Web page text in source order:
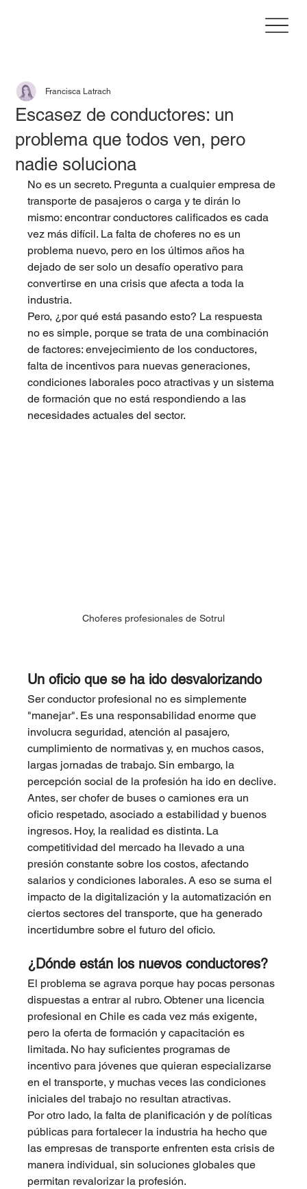
Escasez de conductores: un
problema que todos ven, pero
nadie soluciona
Francisca Latrach
No es un secreto. Pregunta a cualquier empresa de
transporte de pasajeros o carga y te dirán lo
mismo: encontrar conductores calificados es cada
vez más difícil. La falta de choferes no es un
problema nuevo, pero en los últimos años ha
dejado de ser solo un desafío operativo para
convertirse en una crisis que afecta a toda la
industria.
Pero, ¿por qué está pasando esto? La respuesta
no es simple, porque se trata de una combinación
de factores: envejecimiento de los conductores,
falta de incentivos para nuevas generaciones,
condiciones laborales poco atractivas y un sistema
de formación que no está respondiendo a las
necesidades actuales del sector.
Choferes profesionales de Sotrul
Un oficio que se ha ido desvalorizando
Ser conductor profesional no es simplemente
"manejar". Es una responsabilidad enorme que
involucra seguridad, atención al pasajero,
cumplimiento de normativas y, en muchos casos,
largas jornadas de trabajo. Sin embargo, la
percepción social de la profesión ha ido en declive.
Antes, ser chofer de buses o camiones era un
oficio respetado, asociado a estabilidad y buenos
ingresos. Hoy, la realidad es distinta. La
competitividad del mercado ha llevado a una
presión constante sobre los costos, afectando
salarios y condiciones laborales. A eso se suma el
impacto de la digitalización y la automatización en
ciertos sectores del transporte, que ha generado
incertidumbre sobre el futuro del oficio.
¿Dónde están los nuevos conductores?
El problema se agrava porque hay pocas personas
dispuestas a entrar al rubro. Obtener una licencia
profesional en Chile es cada vez más exigente,
pero la oferta de formación y capacitación es
limitada. No hay suficientes programas de
incentivo para jóvenes que quieran especializarse
en el transporte, y muchas veces las condiciones
iniciales del trabajo no resultan atractivas.
Por otro lado, la falta de planificación y de políticas
públicas para fortalecer la industria ha hecho que
las empresas de transporte enfrenten esta crisis de
manera individual, sin soluciones globales que
permitan revalorizar la profesión.